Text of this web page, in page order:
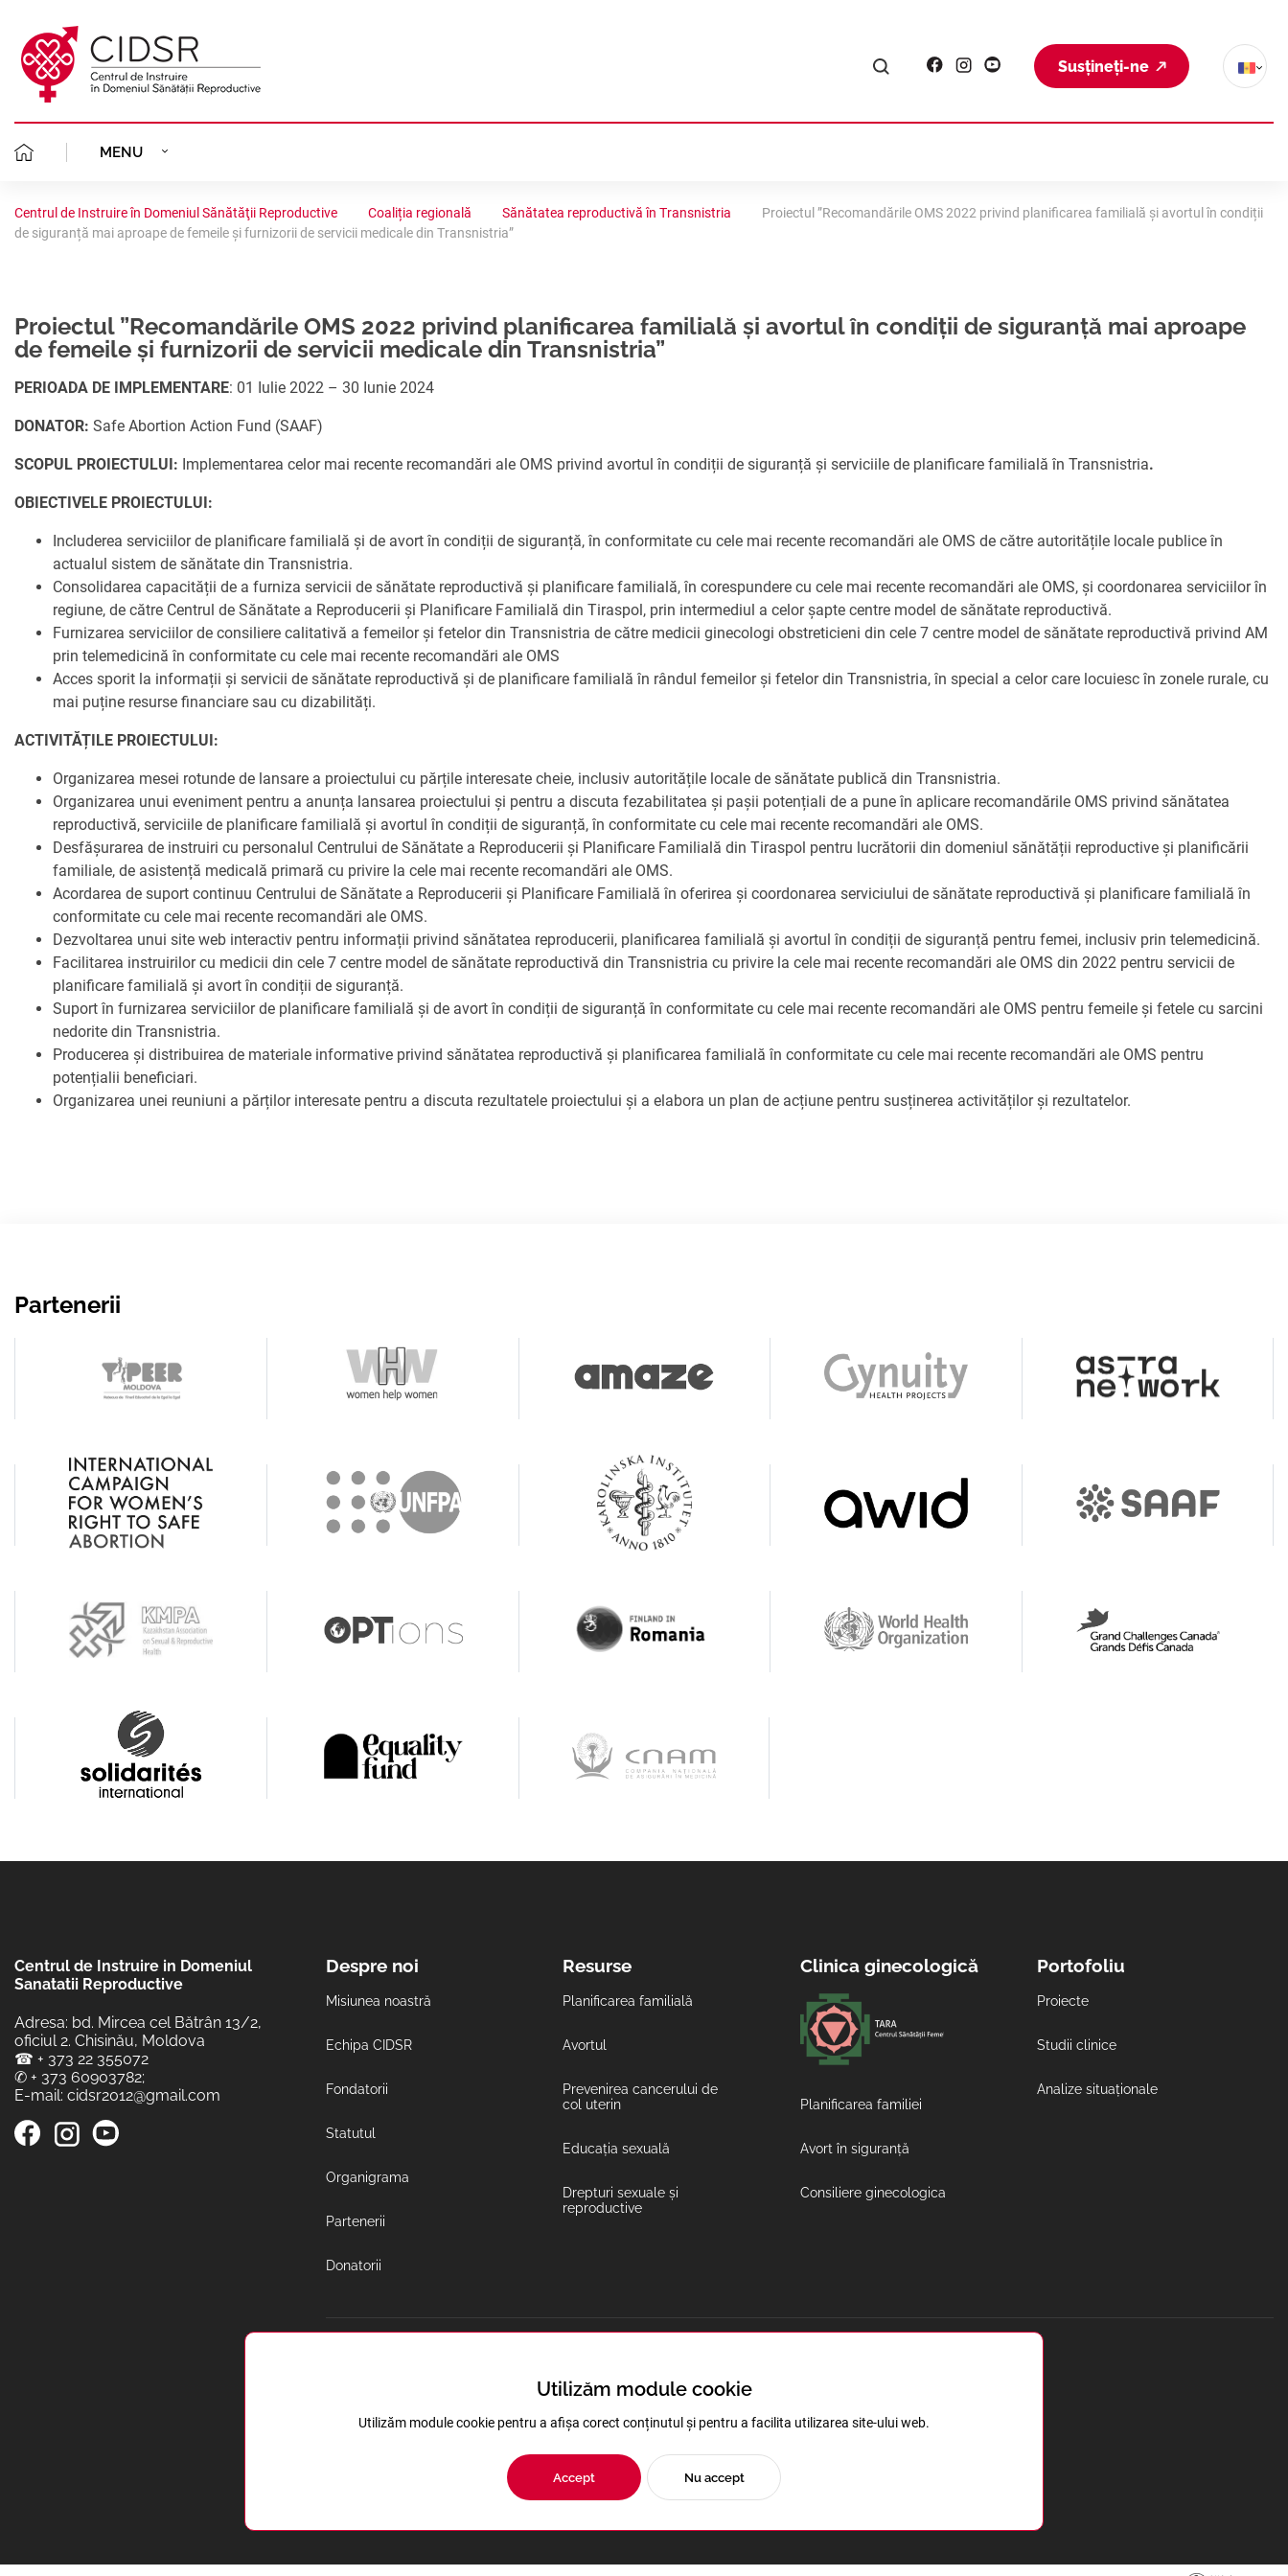
Susțineți-ne
MENU
DESPRE NOI
STATUTUL
ORGANIGRAMA
PARTENERII
RAPORT ANUAL CIDSR
CONSILIERE GINECOLOGICA
ACREDITARE
STUDII CLINICE
COALIȚIA REGIONALĂ AVORTUL ȘI CONTRACEPȚIA IN REGIUNE
AVORTUL
EDUCAȚIA SEXUALĂ
DREPTURI SEXUALE ȘI REPRODUCTIVE
NOUTĂȚI NOUTATI CIDSR
PUBLICAȚII
Centrul de Instruire în Domeniul Sănătăţii Reproductive Coaliția regională Sănătatea reproductivă în Transnistria
Proiectul ”Recomandările OMS 2022 privind planificarea familială și avortul în condiții
de siguranță mai aproape de femeile și furnizorii de servicii medicale din Transnistria”
Proiectul ”Recomandările OMS 2022 privind planificarea familială și avortul în condiții de siguranță mai aproape
de femeile și furnizorii de servicii medicale din Transnistria”
PERIOADA DE IMPLEMENTARE: 01 Iulie 2022 – 30 Iunie 2024
DONATOR: Safe Abortion Action Fund (SAAF)
SCOPUL PROIECTULUI: Implementarea celor mai recente recomandări ale OMS privind avortul în condiții de siguranță și serviciile de planificare familială în Transnistria.
OBIECTIVELE PROIECTULUI:
Includerea serviciilor de planificare familială și de avort în condiții de siguranță, în conformitate cu cele mai recente recomandări ale OMS de către autoritățile locale publice în
actualul sistem de sănătate din Transnistria.
Consolidarea capacității de a furniza servicii de sănătate reproductivă și planificare familială, în corespundere cu cele mai recente recomandări ale OMS, și coordonarea serviciilor în
regiune, de către Centrul de Sănătate a Reproducerii și Planificare Familială din Tiraspol, prin intermediul a celor șapte centre model de sănătate reproductivă.
Furnizarea serviciilor de consiliere calitativă a femeilor și fetelor din Transnistria de către medicii ginecologi obstreticieni din cele 7 centre model de sănătate reproductivă privind AM
prin telemedicină în conformitate cu cele mai recente recomandări ale OMS
Acces sporit la informații și servicii de sănătate reproductivă și de planificare familială în rândul femeilor și fetelor din Transnistria, în special a celor care locuiesc în zonele rurale, cu
mai puține resurse financiare sau cu dizabilități.
ACTIVITĂȚILE PROIECTULUI:
Organizarea mesei rotunde de lansare a proiectului cu părțile interesate cheie, inclusiv autoritățile locale de sănătate publică din Transnistria.
Organizarea unui eveniment pentru a anunța lansarea proiectului și pentru a discuta fezabilitatea și pașii potențiali de a pune în aplicare recomandările OMS privind sănătatea
reproductivă, serviciile de planificare familială și avortul în condiții de siguranță, în conformitate cu cele mai recente recomandări ale OMS.
Desfășurarea de instruiri cu personalul Centrului de Sănătate a Reproducerii și Planificare Familială din Tiraspol pentru lucrătorii din domeniul sănătății reproductive și planificării
familiale, de asistență medicală primară cu privire la cele mai recente recomandări ale OMS.
Acordarea de suport continuu Centrului de Sănătate a Reproducerii și Planificare Familială în oferirea și coordonarea serviciului de sănătate reproductivă și planificare familială în
conformitate cu cele mai recente recomandări ale OMS.
Dezvoltarea unui site web interactiv pentru informații privind sănătatea reproducerii, planificarea familială și avortul în condiții de siguranță pentru femei, inclusiv prin telemedicină.
Facilitarea instruirilor cu medicii din cele 7 centre model de sănătate reproductivă din Transnistria cu privire la cele mai recente recomandări ale OMS din 2022 pentru servicii de
planificare familială și avort în condiții de siguranță.
Suport în furnizarea serviciilor de planificare familială și de avort în condiții de siguranță în conformitate cu cele mai recente recomandări ale OMS pentru femeile și fetele cu sarcini
nedorite din Transnistria.
Producerea și distribuirea de materiale informative privind sănătatea reproductivă și planificarea familială în conformitate cu cele mai recente recomandări ale OMS pentru
potențialii beneficiari.
Organizarea unei reuniuni a părților interesate pentru a discuta rezultatele proiectului și a elabora un plan de acțiune pentru susținerea activităților și rezultatelor.
Partenerii
Centrul de Instruire in Domeniul
Sanatatii Reproductive
Adresa: bd. Mircea cel Bătrân 13/2,
oficiul 2. Chisinău, Moldova
☎ + 373 22 355072
✆ + 373 60903782;
E-mail: cidsr2012@gmail.com
Despre noi
Misiunea noastră
Echipa CIDSR
Fondatorii
Statutul
Organigrama
Partenerii
Donatorii
Resurse
Planificarea familială
Avortul
Prevenirea cancerului de
col uterin
Educația sexuală
Drepturi sexuale și
reproductive
Clinica ginecologică
Planificarea familiei
Avort în siguranță
Consiliere ginecologica
Portofoliu
Proiecte
Studii clinice
Analize situaționale
Coaliția regională
Avortul și contracepția in regiune
Sănătatea reproductivă în Transnistria
Utilizăm module cookie
Utilizăm module cookie pentru a afișa corect conținutul și pentru a facilita utilizarea site-ului web.
Accept Nu accept